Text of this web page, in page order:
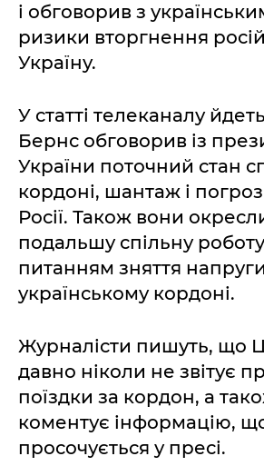
і обговорив з
ризики вторгнення
Україну.
У статті телеканалу
Бернс обговорив із
України поточний стан
кордоні, шантаж і
Росії. Також вони
подальшу спільну
питанням зняття
українському кордоні.
Журналісти пишуть, що
давно ніколи не звітує
поїздки за кордон, а
коментує інформацію,
просочується у пресі.